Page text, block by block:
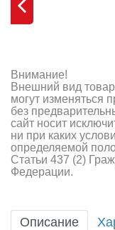
Судомодели
Аппаратура и
Аккумуляторы и
Зарядные
Двигатели
Внимание!
Внешний вид
могут изменяться
без
сайт носит
ни при каких
определяемой
Статьи 437 (2)
Федерации.
Описание